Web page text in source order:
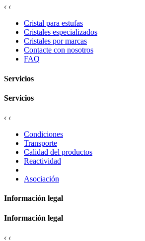
‹ ‹
Cristal para estufas
Cristales especializados
Cristales por marcas
Contacte con nosotros
FAQ
Servicios
Servicios
‹ ‹
Condiciones
Transporte
Calidad del productos
Reactividad
Asociación
Información legal
Información legal
‹ ‹